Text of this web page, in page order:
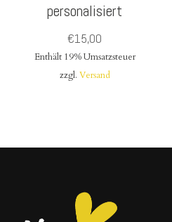
personalisiert
€15,00
Enthält 19% Umsatzsteuer
zzgl. Versand